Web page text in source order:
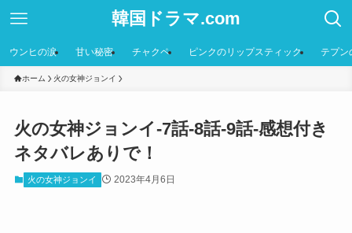
韓国ドラマ.com
ウンヒの涙 甘い秘密 チャクペ ピンクのリップスティック テプン
ホーム 火の女神ジョンイ
火の女神ジョンイ-7話-8話-9話-感想付き
ネタバレありで！
火の女神ジョンイ 2023年4月6日